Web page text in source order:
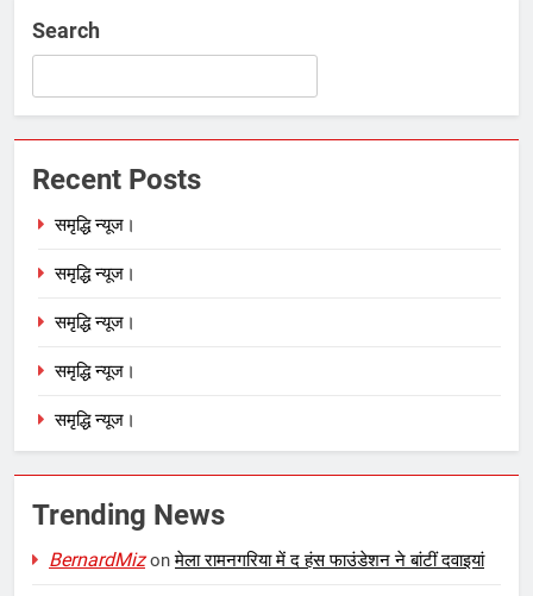
Search
Recent Posts
समृद्धि न्यूज।
समृद्धि न्यूज।
समृद्धि न्यूज।
समृद्धि न्यूज।
समृद्धि न्यूज।
Trending News
BernardMizonमेला रामनगरिया में द हंस फाउंडेशन ने बांटीं दवाइयां